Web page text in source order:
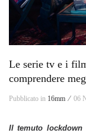
Le serie tv e i
comprendere
Pubblicato in 16mm ⁄ 06
Il temuto